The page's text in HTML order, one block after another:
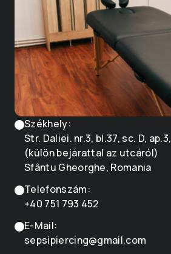
Székhely:
Str. Daliei. nr.3, bl.37, sc. D, ap.3,
(külön bejárattal az utcáról)
Sfântu Gheorghe, Romania
Telefonszám:
+40 751 793 452
E-Mail:
sepsipiercing@gmail.com